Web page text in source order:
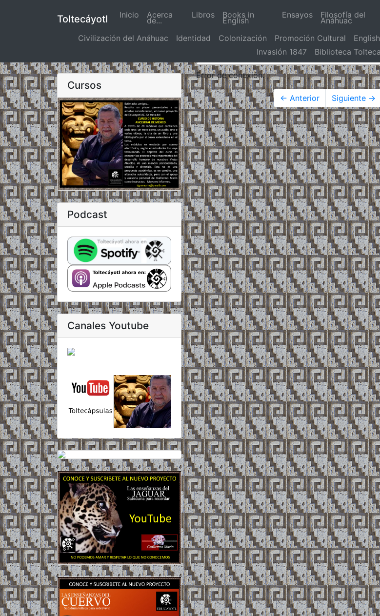
Toltecáyotl Inicio (actual)
Acerca
de...
Libros Books in
English
Ensayos Filosofía del
Anáhuac
Civilización del Anáhuac Identidad Colonización Promoción Cultural
Invasión 1847
Biblioteca Tolteca
Cursos
Podcast
Canales Youtube
Error de conexión.
← Anterior Siguiente →